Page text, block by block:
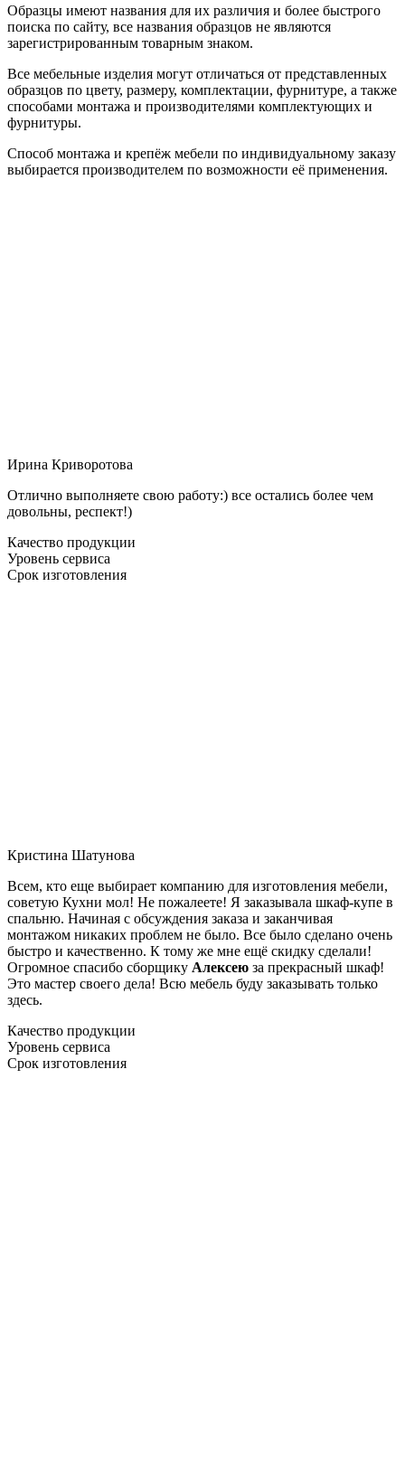
Образцы имеют названия для их различия и более быстрого
поиска по сайту, все названия образцов не являются
зарегистрированным товарным знаком.
Все мебельные изделия могут отличаться от представленных
образцов по цвету, размеру, комплектации, фурнитуре, а также
способами монтажа и производителями комплектующих и
фурнитуры.
Способ монтажа и крепёж мебели по индивидуальному заказу
выбирается производителем по возможности её применения.
Ирина Криворотова
Отлично выполняете свою работу:) все остались более чем
довольны, респект!)
Качество продукции
Уровень сервиса
Срок изготовления
Кристина Шатунова
Всем, кто еще выбирает компанию для изготовления мебели,
советую Кухни мол! Не пожалеете! Я заказывала шкаф-купе в
спальню. Начиная с обсуждения заказа и заканчивая
монтажом никаких проблем не было. Все было сделано очень
быстро и качественно. К тому же мне ещё скидку сделали!
Огромное спасибо сборщику Алексею за прекрасный шкаф!
Это мастер своего дела! Всю мебель буду заказывать только
здесь.
Качество продукции
Уровень сервиса
Срок изготовления